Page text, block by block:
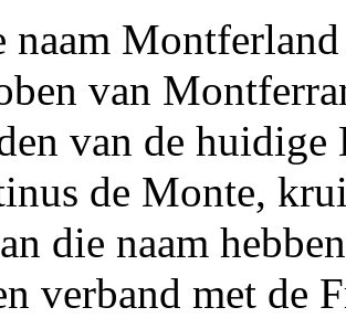
naam
van
van de huidige
de Monte,
die naam
verband met de